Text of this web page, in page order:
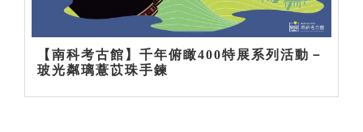
【南科考古館】千年俯瞰400特展系列活動－
玻光粼璃薏苡珠手鍊